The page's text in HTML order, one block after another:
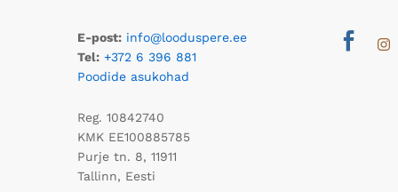
E-post: info@looduspere.ee
Tel: +372 6 396 881
Poodide asukohad
Reg. 10842740
KMK EE100885785
Purje tn. 8, 11911
Tallinn, Eesti